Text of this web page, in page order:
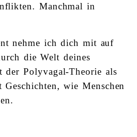
Manchmal in
nehme ich dich mit auf
die Welt deines
der Polyvagal-Theorie als
wie Menschen